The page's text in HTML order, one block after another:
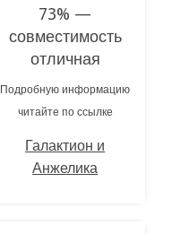
73% —
совместимость
отличная
Подробную информацию
читайте по ссылке
Галактион и
Анжелика